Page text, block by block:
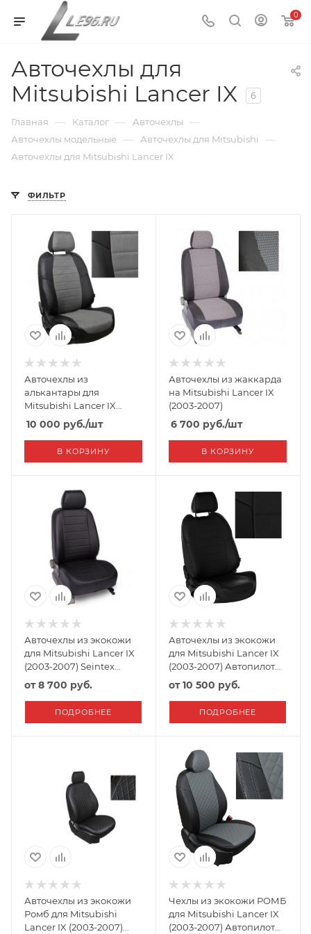
0
Авточехлы для
Mitsubishi Lancer IX
6
Главная — Каталог — Авточехлы —
Авточехлы модельные — Авточехлы для Mitsubishi —
Авточехлы для Mitsubishi Lancer IX
ФИЛЬТР
Авточехлы из
алькантары для
Mitsubishi Lancer IX
(2003-2007) "Автопилот"
10 000 руб./шт
В КОРЗИНУ
Авточехлы из жаккарда
на Mitsubishi Lancer IX
(2003-2007)
6 700 руб./шт
В КОРЗИНУ
Авточехлы из экокожи
для Mitsubishi Lancer IX
(2003-2007) Seintex
Черный
от8 700 руб.
ПОДРОБНЕЕ
Авточехлы из экокожи
для Mitsubishi Lancer IX
(2003-2007) Автопилот
Черный
от10 500 руб.
ПОДРОБНЕЕ
Авточехлы из экокожи
Ромб для Mitsubishi
Lancer IX (2003-2007)
Чехлы из экокожи РОМБ
для Mitsubishi Lancer IX
(2003-2007) Автопилот